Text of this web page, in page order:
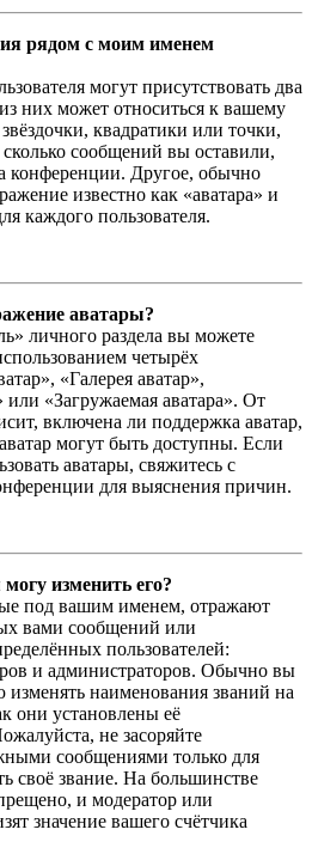
рядом с моим именем
могут присутствовать два
них может относиться к вашему
квадратики или точки,
сообщений вы оставили,
конференции. Другое, обычно
известно как «аватара» и
каждого пользователя.
аватары?
личного раздела вы можете
четырёх
«Галерея аватар»,
или «Загружаемая аватара». От
включена ли поддержка аватар,
могут быть доступны. Если
аватары, свяжитесь с
для выяснения причин.
изменить его?
под вашим именем, отражают
вами сообщений или
пользователей:
и администраторов. Обычно вы
наименования званий на
они установлены её
не засоряйте
сообщениями только для
своё звание. На большинстве
и модератор или
значение вашего счётчика